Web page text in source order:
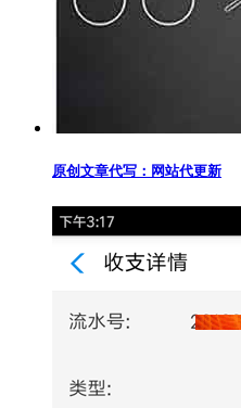
原创文章代写：网站代更新